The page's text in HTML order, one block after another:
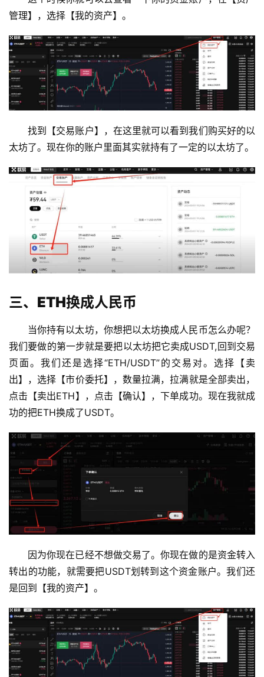
管理】，选择【我的资产】。
找到【交易账户】，在这里就可以看到我们购买好的以
太坊了。现在你的账户里面其实就持有了一定的以太坊了。
三、ETH换成人民币
当你持有以太坊，你想把以太坊换成人民币怎么办呢？
我们要做的第一步就是要把以太坊把它卖成USDT,回到交易
页面。我们还是选择“ETH/USDT”的交易对。选择【卖
出】，选择【市价委托】，数量拉满，拉满就是全部卖出，
点击【卖出ETH】，点击【确认】，下单成功。现在我就成
功的把ETH换成了USDT。
因为你现在已经不想做交易了。你现在做的是资金转入
转出的功能，就需要把USDT划转到这个资金账户。我们还
是回到【我的资产】。